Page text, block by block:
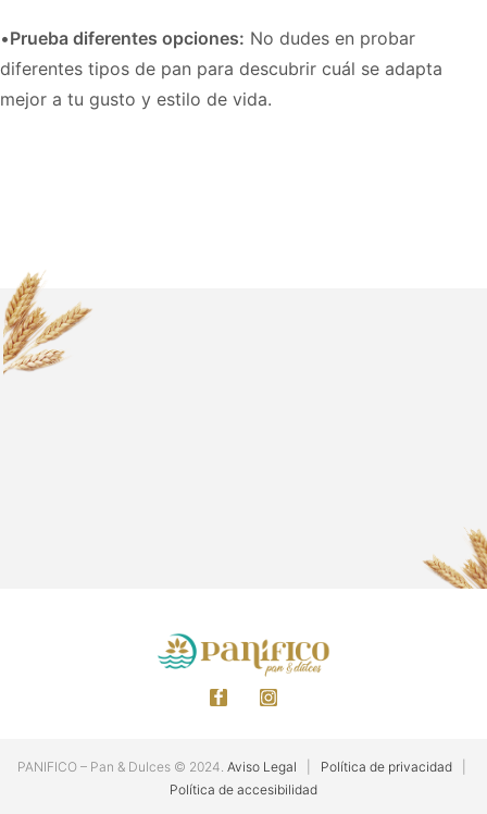
•Prueba diferentes opciones: No dudes en probar
diferentes tipos de pan para descubrir cuál se adapta
mejor a tu gusto y estilo de vida.
PANIFICO – Pan & Dulces © 2024. Aviso Legal Política de privacidad
Política de accesibilidad